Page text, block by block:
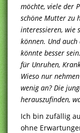
möchte, viele der
schöne Mutter zu
interessieren, wie
können. Und
könnte besser
für Unruhen,
Wieso nur
wenig an? Die
herauszufinden,
Ich bin zufällig
ohne